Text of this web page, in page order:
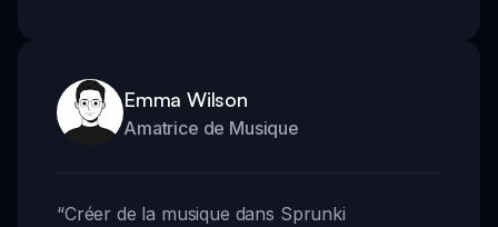
Emma Wilson
Amatrice de Musique
“Créer de la musique dans Sprunki